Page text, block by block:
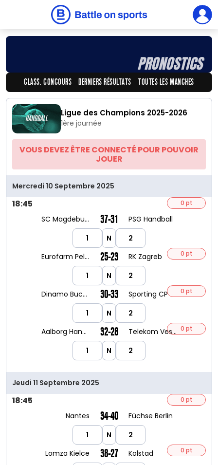
PRONOSTICS
CLASS. CONCOURS DERNIERS RÉSULTATS TOUTES LES MANCHES
Ligue des Champions 2025-2026
1ère journée
VOUS DEVEZ ÊTRE CONNECTÉ POUR POUVOIR
JOUER
Mercredi 10 Septembre 2025
18:45
SC Magdeburg
1
N 2
PSG Handball
37-31
0 pt
Eurofarm Pelister
1
N 2
RK Zagreb
25-23 0 pt
Dinamo Bucarest
1
N 2
Sporting CP
30-33 0 pt
Aalborg Handball
1
N 2
Telekom Veszprem HC
32-28 0 pt
Jeudi 11 Septembre 2025
18:45
Nantes
1
N 2
Füchse Berlin
34-40
0 pt
Lomza Kielce
Kolstad
38-27 0 pt